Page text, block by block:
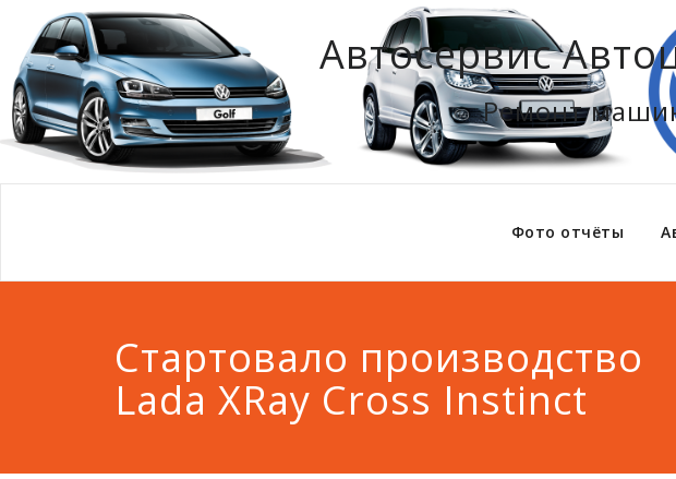
Автосервис
Ремонт
Фото отчёты
Стартовало производство
Lada XRay Cross Instinct